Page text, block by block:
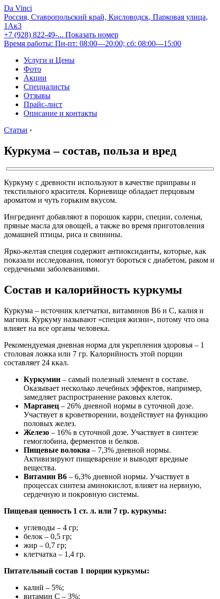
Da Vinci
Россия, Ставропольский край, Кисловодск, Парковая улица,
1Ак3
+7 (928) 822-49-... Показать номер
Время работы: Пн-пт: 08:00—20:00; сб: 08:00—15:00
Услуги и Цены
Фото
Акции
Специалисты
Отзывы
Прайс-лист
Описание и контакты
Статьи ›
Куркума – состав, польза и вред
Куркуму с древности используют в качестве приправы и
текстильного красителя. Корневище обладает перцовым
ароматом и чуть горьким вкусом.
Ингредиент добавляют в порошок карри, специи, соленья,
пряные масла для овощей, а также во время приготовления
домашней птицы, риса и свинины.
Ярко-желтая специя содержит антиоксиданты, которые, как
показали исследования, помогут бороться с диабетом, раком и
сердечными заболеваниями.
Состав и калорийность куркумы
Куркума – источник клетчатки, витаминов B6 и C, калия и
магния. Куркуму называют «специя жизни», потому что она
влияет на все органы человека.
Рекомендуемая дневная норма для укрепления здоровья – 1
столовая ложка или 7 гр. Калорийность этой порции
составляет 24 ккал.
Куркумин – самый полезный элемент в составе.
Оказывает несколько лечебных эффектов, например,
замедляет распространение раковых клеток.
Марганец – 26% дневной нормы в суточной дозе.
Участвует в кроветворении, воздействует на функцию
половых желез.
Железо – 16% в суточной дозе. Участвует в синтезе
гемоглобина, ферментов и белков.
Пищевые волокна – 7,3% дневной нормы.
Активизируют пищеварение и выводят вредные
вещества.
Витамин В6 – 6,3% дневной нормы. Участвует в
процессах синтеза аминокислот, влияет на нервную,
сердечную и покровную системы.
Пищевая ценность 1 ст. л. или 7 гр. куркумы:
углеводы – 4 гр;
белок – 0,5 гр;
жир – 0,7 гр;
клетчатка – 1,4 гр.
Питательный состав 1 порции куркумы:
калий – 5%;
витамин C – 3%;